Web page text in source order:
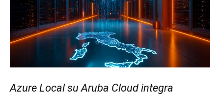
Azure Local su Aruba Cloud integra